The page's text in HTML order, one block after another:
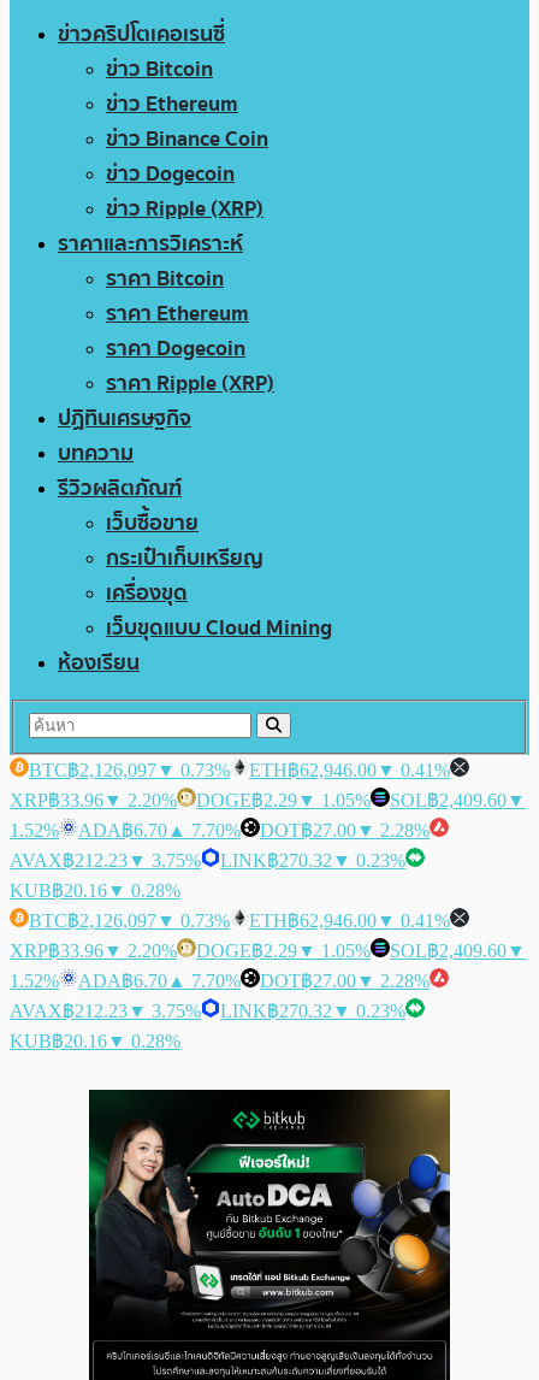
ข่าวคริปโตเคอเรนซี่
ข่าว Bitcoin
ข่าว Ethereum
ข่าว Binance Coin
ข่าว Dogecoin
ข่าว Ripple (XRP)
ราคาและการวิเคราะห์
ราคา Bitcoin
ราคา Ethereum
ราคา Dogecoin
ราคา Ripple (XRP)
ปฏิทินเศรษฐกิจ
บทความ
รีวิวผลิตภัณฑ์
เว็บซื้อขาย
กระเป๋าเก็บเหรียญ
เครื่องขุด
เว็บขุดแบบ Cloud Mining
ห้องเรียน
BTC฿2,126,097▼ 0.73% ETH฿62,946.00▼ 0.41%
XRP฿33.96▼ 2.20% DOGE฿2.29▼ 1.05% SOL฿2,409.60▼
1.52%
ADA฿6.70 ▲ 7.70% DOT฿27.00▼ 2.28%
AVAX฿212.23▼ 3.75% LINK฿270.32 ▼ 0.23%
KUB฿20.16▼ 0.28%
BTC฿2,126,097▼ 0.73% ETH฿62,946.00▼ 0.41%
XRP฿33.96▼ 2.20% DOGE฿2.29▼ 1.05% SOL฿2,409.60▼
1.52%
ADA฿6.70 ▲ 7.70% DOT฿27.00▼ 2.28%
AVAX฿212.23▼ 3.75% LINK฿270.32 ▼ 0.23%
KUB฿20.16▼ 0.28%